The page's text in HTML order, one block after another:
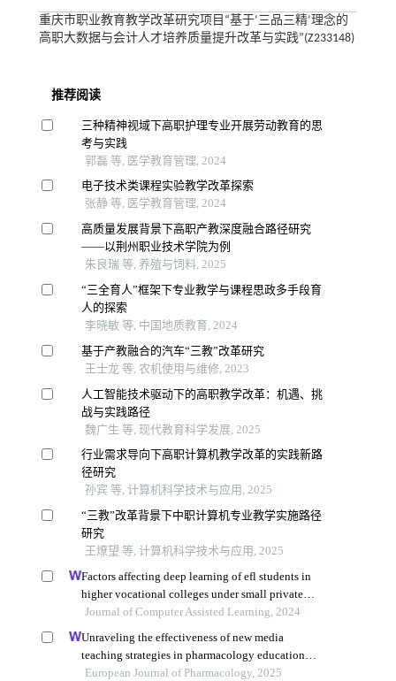
重庆市职业教育教学改革研究项目“基于‘三品三精’理念的
高职大数据与会计人才培养质量提升改革与实践”(Z233148)